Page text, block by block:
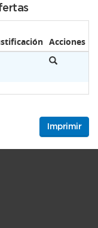
Acciones
Imprimir